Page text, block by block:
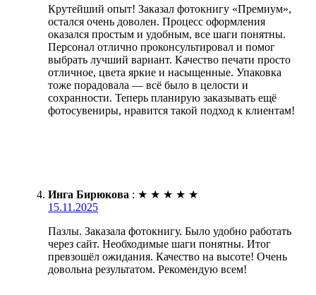
Крутейший опыт! Заказал фотокнигу «Премиум»,
остался очень доволен. Процесс оформления
оказался простым и удобным, все шаги понятны.
Персонал отлично проконсультировал и помог
выбрать лучший вариант. Качество печати просто
отличное, цвета яркие и насыщенные. Упаковка
тоже порадовала — всё было в целости и
сохранности. Теперь планирую заказывать ещё
фотосувениры, нравится такой подход к клиентам!
Инга Бирюкова : ★ ★ ★ ★ ★
15.11.2025
Пазлы. Заказала фотокнигу. Было удобно работать
через сайт. Необходимые шаги понятны. Итог
превзошёл ожидания. Качество на высоте! Очень
довольна результатом. Рекомендую всем!